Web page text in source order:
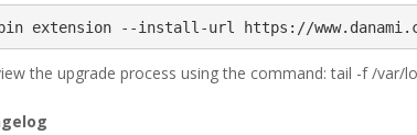
extension --install-url https://
the upgrade process using the command: tail -f /var/